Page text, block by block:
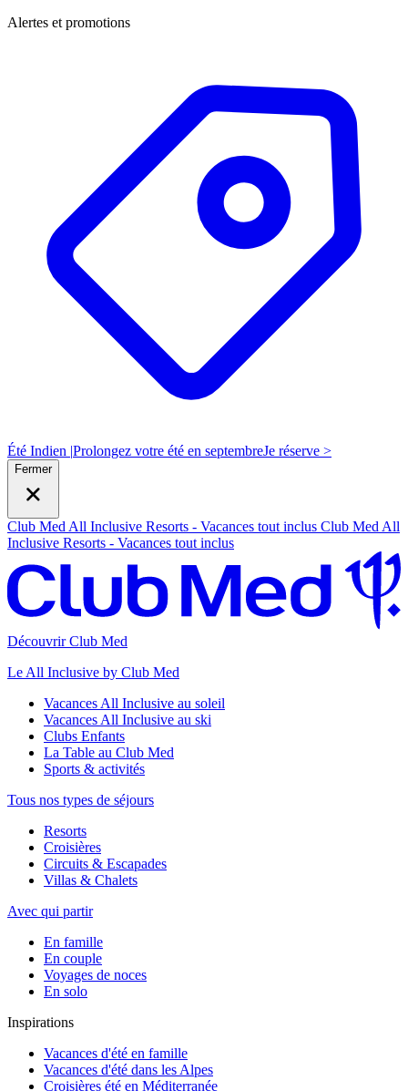
Alertes et promotions
Été Indien |Prolongez votre été en septembreJe réserve >
Fermer
Club Med All Inclusive Resorts - Vacances tout inclus Club Med All
Inclusive Resorts - Vacances tout inclus
Découvrir Club Med
Le All Inclusive by Club Med
Vacances All Inclusive au soleil
Vacances All Inclusive au ski
Clubs Enfants
La Table au Club Med
Sports & activités
Tous nos types de séjours
Resorts
Croisières
Circuits & Escapades
Villas & Chalets
Avec qui partir
En famille
En couple
Voyages de noces
En solo
Inspirations
Vacances d'été en famille
Vacances d'été dans les Alpes
Croisières été en Méditerranée